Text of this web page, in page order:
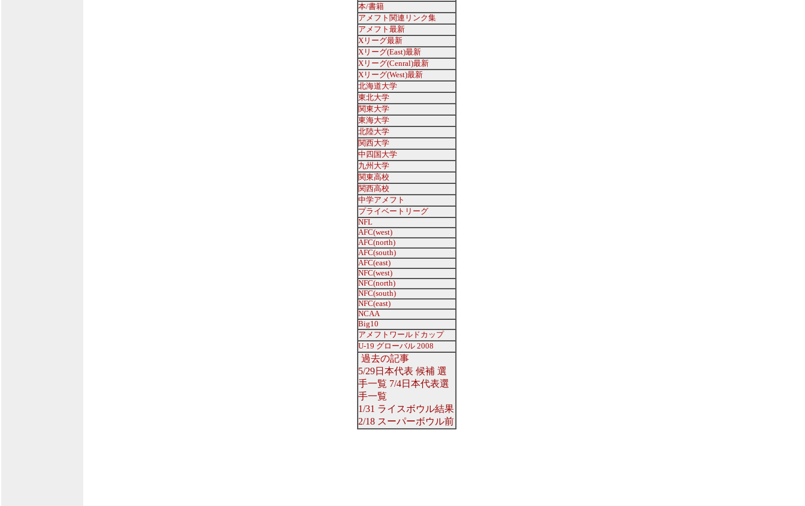
本/書籍
アメフト関連リンク集
アメフト最新
Xリーグ最新
Xリーグ(East)最新
Xリーグ(Cenral)最新
Xリーグ(West)最新
北海道大学
東北大学
関東大学
東海大学
北陸大学
関西大学
中四国大学
九州大学
関東高校
関西高校
中学アメフト
プライベートリーグ
NFL
AFC(west)
AFC(north)
AFC(south)
AFC(east)
NFC(west)
NFC(north)
NFC(south)
NFC(east)
NCAA
Big10
アメフトワールドカップ
U-19 グローバル 2008
過去の記事
5/29日本代表 候補 選
手一覧 7/4日本代表選
手一覧
1/31 ライスボウル結果
2/18 スーパーボウル前